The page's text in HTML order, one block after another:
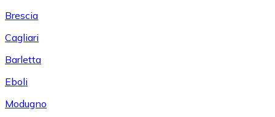
Brescia
Cagliari
Barletta
Eboli
Modugno